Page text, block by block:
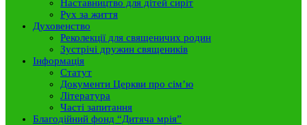
Наставництво для дітей сиріт
Рух за життя
Духовенство
Реколекції для священичих родин
Зустрічі дружин священиків
Інформація
Статут
Документи Церкви про сім’ю
Література
Часті запитання
Благодійний фонд “Дитяча мрія”